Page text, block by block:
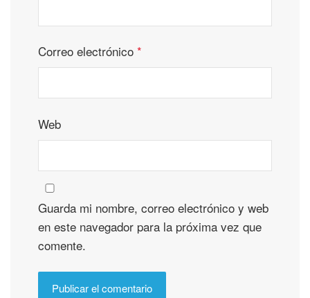
Correo electrónico *
Web
Guarda mi nombre, correo electrónico y web
en este navegador para la próxima vez que
comente.